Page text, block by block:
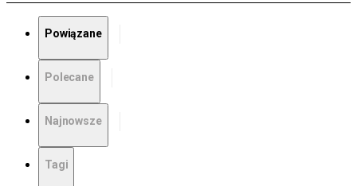
Powiązane
Polecane
Najnowsze
Tagi